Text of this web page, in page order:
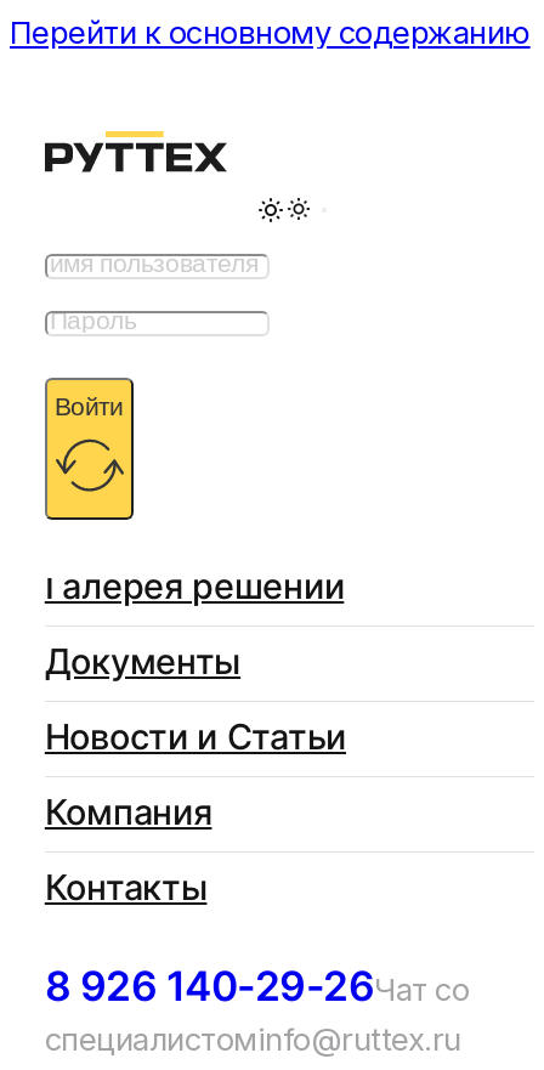
Перейти к основному содержанию
Вход для клиентов
Войти
Проекты
Услуги
Галерея решений
Документы
Новости и Статьи
Компания
Контакты
8 926 140-29-26Чат со
специалистомinfo@ruttex.ru